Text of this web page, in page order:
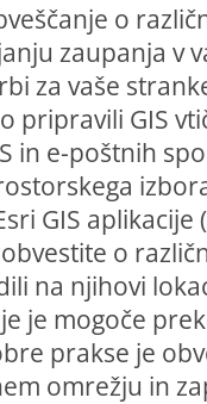
o
zaupanja v
za vaše
pripravili GIS
in e-poštnih
GIS
o
na njihovi
je mogoče
prakse je
omrežju in